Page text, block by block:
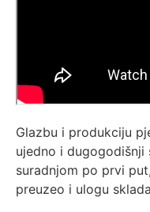
Glazbu i produkciju
ujedno i dugogodišnji
suradnjom po prvi
preuzeo i ulogu